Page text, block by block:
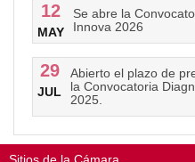
12
MAY
Se abre la
Innova 2026
29
JUL
Abierto el plazo de
la Convocatoria
2025.